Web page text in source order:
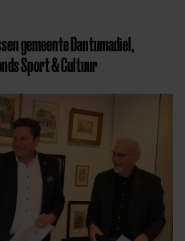
gemeente Dantumadiel,
Sport & Cultuur